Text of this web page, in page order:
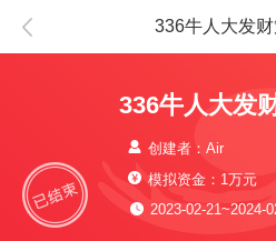
336牛人大发
336牛人大发
创建者：Air
模拟资金：1万元
2023-02-21~2024-